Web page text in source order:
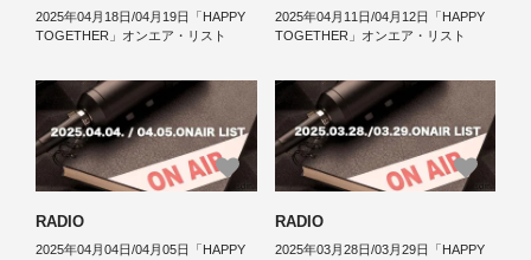
2025年04月18日/04月19日「HAPPY
TOGETHER」オンエア・リスト
2025年04月11日/04月12日「HAPPY
TOGETHER」オンエア・リスト
RADIO
2025年04月04日/04月05日「HAPPY
RADIO
2025年03月28日/03月29日「HAPPY